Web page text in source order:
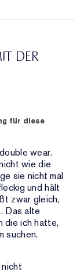
DER
für diese
wear.
wie die
sie nicht mal
und hält
zwar gleich,
Das alte
die ich hatte,
suchen.